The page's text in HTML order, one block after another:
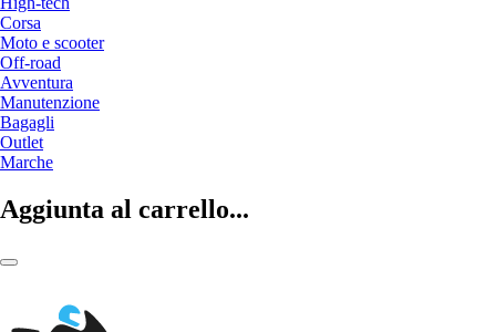
Corsa
Moto e scooter
Off-road
Avventura
Manutenzione
Bagagli
Outlet
Marche
Aggiunta al carrello...